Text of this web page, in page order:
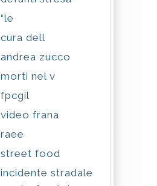
“le
cura dell
andrea zucco
morti nel v
fpcgil
video frana
raee
street food
incidente stradale